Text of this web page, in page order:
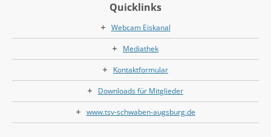
Quicklinks
Webcam Eiskanal
Mediathek
Kontaktformular
Downloads für Mitglieder
www.tsv-schwaben-augsburg.de